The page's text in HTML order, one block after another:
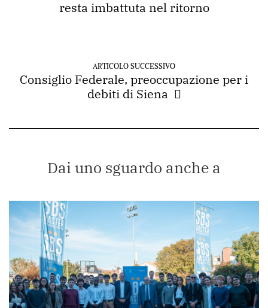
resta imbattuta nel ritorno
ARTICOLO SUCCESSIVO
Consiglio Federale, preoccupazione per i
debiti di Siena
Dai uno sguardo anche a